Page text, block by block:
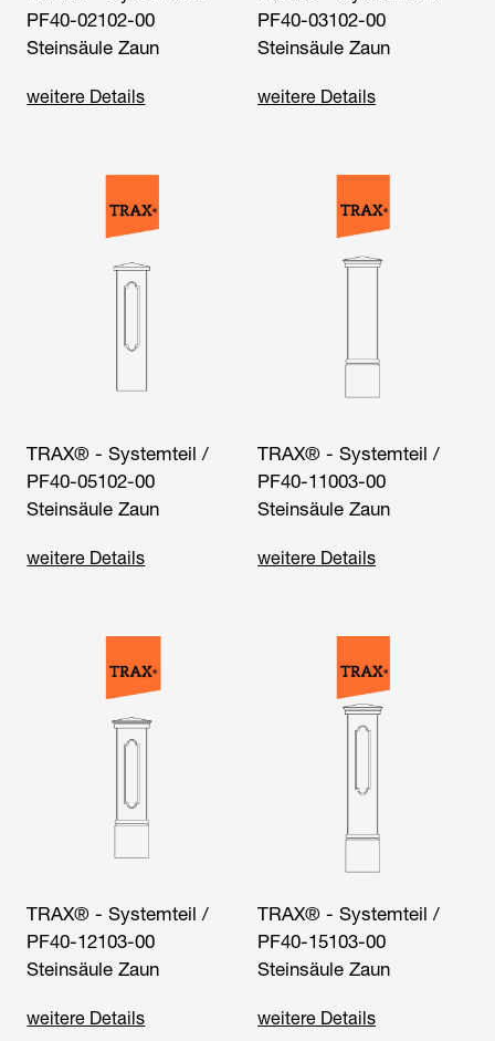
PF40-02102-00
Steinsäule Zaun
weitere Details
PF40-03102-00
Steinsäule Zaun
weitere Details
TRAX® - Systemteil /
PF40-05102-00
Steinsäule Zaun
weitere Details
TRAX® - Systemteil /
PF40-11003-00
Steinsäule Zaun
weitere Details
TRAX® - Systemteil /
PF40-12103-00
Steinsäule Zaun
weitere Details
TRAX® - Systemteil /
PF40-15103-00
Steinsäule Zaun
weitere Details